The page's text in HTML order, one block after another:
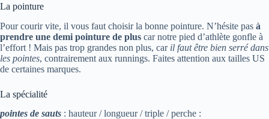
La pointure
Pour courir vite, il vous faut choisir la bonne pointure. N’hésite pas à
prendre une demi pointure de plus car notre pied d’athlète gonfle à
l’effort ! Mais pas trop grandes non plus, car il faut être bien serré dans
les pointes, contrairement aux runnings. Faites attention aux tailles US
de certaines marques.
La spécialité
pointes de sauts : hauteur / longueur / triple / perche :